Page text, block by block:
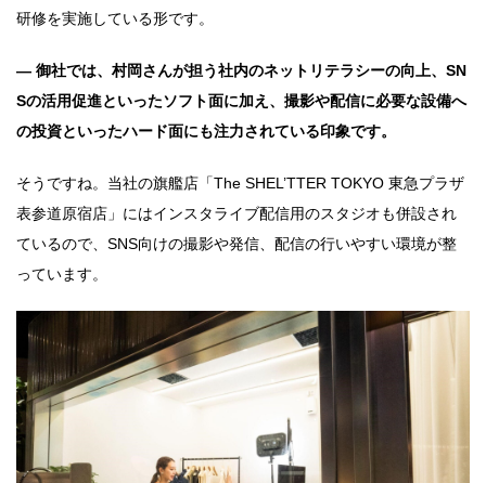
研修を実施している形です。
― 御社では、村岡さんが担う社内のネットリテラシーの向上、SN
Sの活用促進といったソフト面に加え、撮影や配信に必要な設備へ
の投資といったハード面にも注力されている印象です。
そうですね。当社の旗艦店「The SHEL’TTER TOKYO 東急プラザ
表参道原宿店」にはインスタライブ配信用のスタジオも併設され
ているので、SNS向けの撮影や発信、配信の行いやすい環境が整
っています。